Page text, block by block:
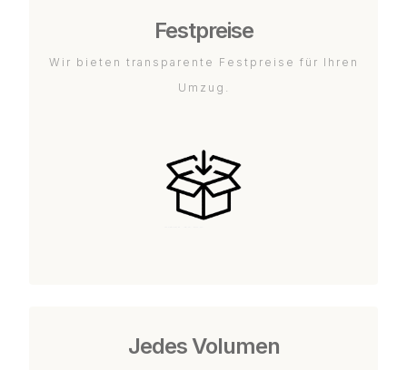
Festpreise
Wir bieten transparente Festpreise für Ihren
Umzug.
Jedes Volumen